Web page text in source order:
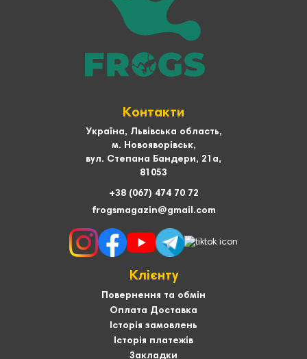
Контакти
Україна, Львівська область,
м. Новояворівськ,
вул. Степана Бандери, 21а,
81053
+38 (067) 474 70 72
frogsmagazin@gmail.com
Клієнту
Повернення та обмін
Оплата Доставка
Історія замовлень
Історія платежів
Закладки